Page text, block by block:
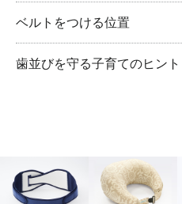
ベルトをつける位置
歯並びを守る子育てのヒント